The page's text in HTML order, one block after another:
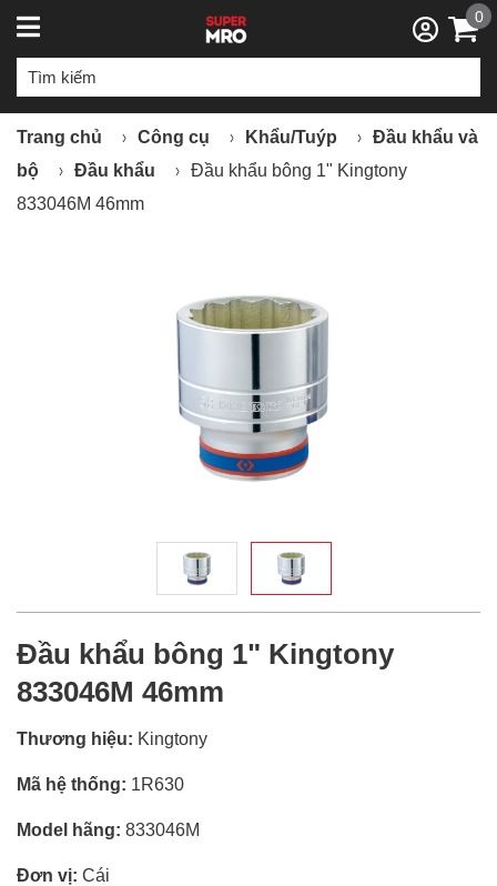
0
Trang chủ Công cụ Khẩu/Tuýp
Đầu khẩu và
bộ
Đầu khẩu
Đầu khẩu bông 1" Kingtony
833046M 46mm
Đầu khẩu bông 1" Kingtony
833046M 46mm
Thương hiệu: Kingtony
Mã hệ thống: 1R630
Model hãng: 833046M
Đơn vị: Cái